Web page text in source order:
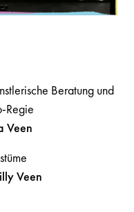
Beratung und
Regie
Veen
Veen